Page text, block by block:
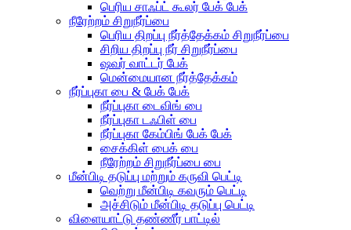
பெரிய சாஃப்ட் கூலர் பேக் பேக்
நீரேற்றம் சிறுநீர்ப்பை
பெரிய திறப்பு நீர்த்தேக்கம் சிறுநீர்ப்பை
சிறிய திறப்பு நீர் சிறுநீர்ப்பை
ஷவர் வாட்டர் பேக்
மென்மையான நீர்த்தேக்கம்
நீர்ப்புகா பை & பேக் பேக்
நீர்ப்புகா டைவிங் பை
நீர்ப்புகா டஃபிள் பை
நீர்ப்புகா கேம்பிங் பேக் பேக்
சைக்கிள் பைக் பை
நீரேற்றம் சிறுநீர்ப்பை பை
மீன்பிடி தடுப்பு மற்றும் கருவி பெட்டி
வெற்று மீன்பிடி கவரும் பெட்டி
அச்சிடும் மீன்பிடி தடுப்பு பெட்டி
விளையாட்டு தண்ணீர் பாட்டில்